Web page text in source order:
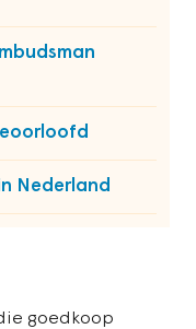
Nederland
goedkoop